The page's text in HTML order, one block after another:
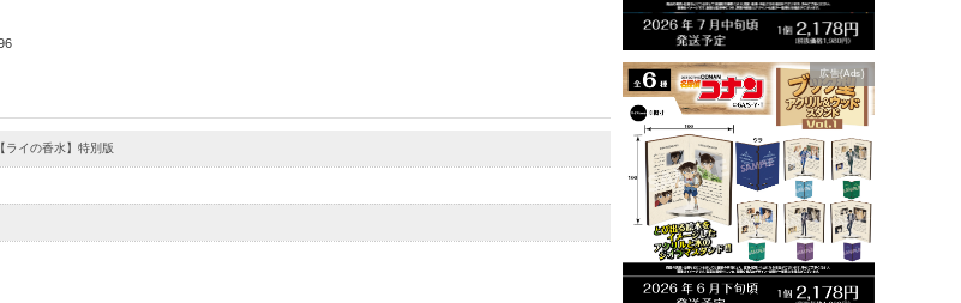
広告(Ads)
ライの香水】特別版